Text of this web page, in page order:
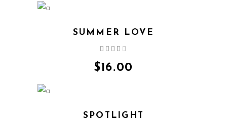
SUMMER LOVE
od 5
$16.00
SPOTLIGHT